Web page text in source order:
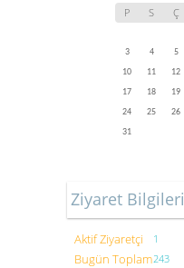
P S Ç
3
4 5
10
11 12
17
18 19
24
25 26
31
Ziyaret Bilgileri
Aktif Ziyaretçi 1
Bugün Toplam243